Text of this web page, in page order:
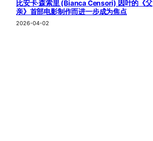
比安卡·森索里 (Bianca Censori) 因叶的《父
亲》首部电影制作而进一步成为焦点
2026-04-02